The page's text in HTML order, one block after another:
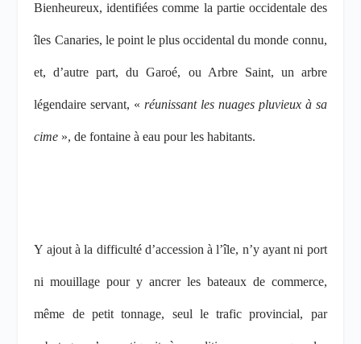
Bienheureux, identifiées comme la partie occidentale des
îles Canaries, le point le plus occidental du monde connu,
et, d’autre part, du Garoé, ou Arbre Saint, un arbre
légendaire servant, « réunissant les nuages pluvieux à sa
cime », de fontaine à eau pour les habitants.
Y ajout à la difficulté d’accession à l’île, n’y ayant ni port
ni mouillage pour y ancrer les bateaux de commerce,
même de petit tonnage, seul le trafic provincial, par